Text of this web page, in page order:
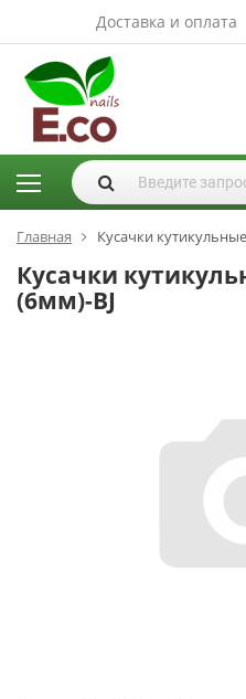
Доставка и оплата
АКСЕССУАРЫ И
РАСХОДНЫЕ
МАТЕРИАЛЫ
Аксессуары
Запасные
лампы
Кисти
Одноразовая
Пилки
Главная Кусачки
Кусачки
(6мм)-BJ